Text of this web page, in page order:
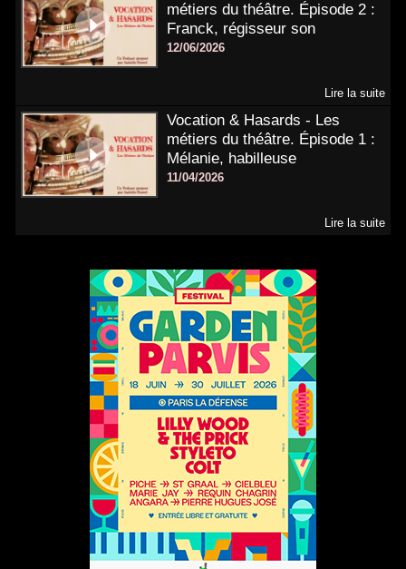
métiers du théâtre. Épisode 2 :
Franck, régisseur son
12/06/2026
Lire la suite
Vocation & Hasards - Les
métiers du théâtre. Épisode 1 :
Mélanie, habilleuse
11/04/2026
Lire la suite